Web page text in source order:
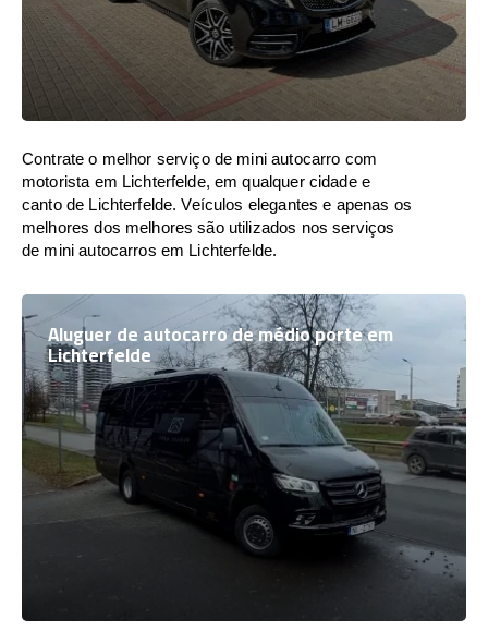
Contrate o melhor serviço de mini autocarro com
motorista em Lichterfelde, em qualquer cidade e
canto de Lichterfelde. Veículos elegantes e apenas os
melhores dos melhores são utilizados nos serviços
de mini autocarros em Lichterfelde.
Aluguer de autocarro de médio porte em
Lichterfelde